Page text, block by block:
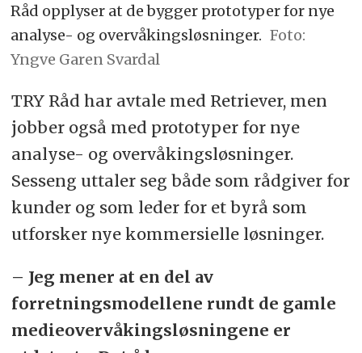
Råd opplyser at de bygger prototyper for nye
analyse- og overvåkingsløsninger. Foto:
Yngve Garen Svardal
TRY Råd har avtale med Retriever, men
jobber også med prototyper for nye
analyse- og overvåkingsløsninger.
Sesseng uttaler seg både som rådgiver for
kunder og som leder for et byrå som
utforsker nye kommersielle løsninger.
– Jeg mener at en del av
forretningsmodellene rundt de gamle
medieovervåkingsløsningene er